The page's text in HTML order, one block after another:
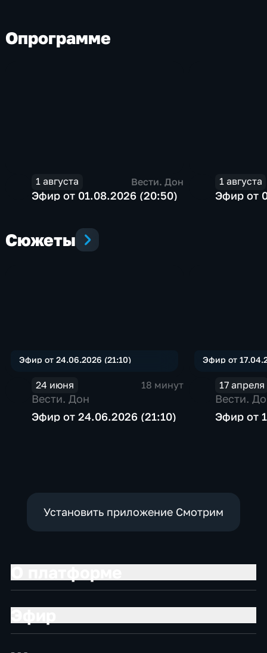
Опрограмме
1 августа Вести. Дон
Эфир от 01.08.2026 (20:50)
1 августа
Эфир от
Сюжеты
Эфир от 24.06.2026 (21:10)
24 июня 18 минут
Вести. Дон
Эфир от 24.06.2026 (21:10)
Эфир от
17 апреля
Вести.
Эфир от
Установить приложение Смотрим